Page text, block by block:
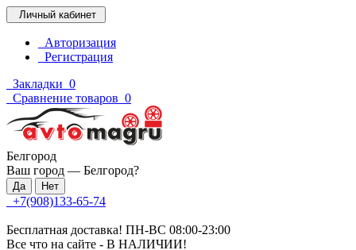
Личный кабинет
Авторизация
Регистрация
Закладки 0
Сравнение товаров 0
Белгород
Ваш город — Белгород?
+7(908)133-65-74
Бесплатная доставка! ПН-ВС 08:00-23:00
Все что на сайте - В НАЛИЧИИ!